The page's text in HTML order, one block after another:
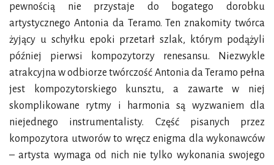
pewnością nie przystaje do bogatego dorobku
artystycznego Antonia da Teramo. Ten znakomity twórca
żyjący u schyłku epoki przetarł szlak, którym podążyli
później pierwsi kompozytorzy renesansu. Niezwykle
atrakcyjna w odbiorze twórczość Antonia da Teramo pełna
jest kompozytorskiego kunsztu, a zawarte w niej
skomplikowane rytmy i harmonia są wyzwaniem dla
niejednego instrumentalisty. Część pisanych przez
kompozytora utworów to wręcz enigma dla wykonawców
– artysta wymaga od nich nie tylko wykonania swojego